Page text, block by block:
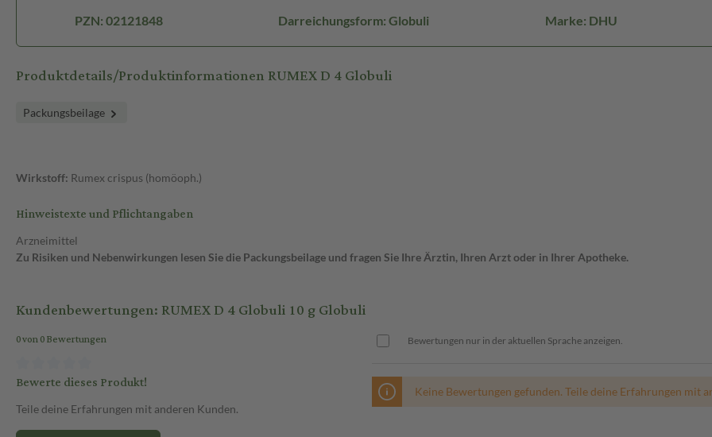
PZN: 02121848 Darreichungsform: Globuli Marke: DHU
Produktdetails/Produktinformationen RUMEX D 4 Globuli
Packungsbeilage
Wirkstoff: Rumex crispus (homöoph.)
Hinweistexte und Pflichtangaben
Arzneimittel
Zu Risiken und Nebenwirkungen lesen Sie die Packungsbeilage und fragen Sie Ihre Ärztin, Ihren Arzt oder in Ihrer Apotheke.
Kundenbewertungen: RUMEX D 4 Globuli 10 g Globuli
0 von 0 Bewertungen
Bewerte dieses Produkt!
Teile deine Erfahrungen mit anderen Kunden.
Bewertungen nur in der aktuellen Sprache anzeigen.
Keine Bewertungen gefunden. Teile deine Erfahrungen mit